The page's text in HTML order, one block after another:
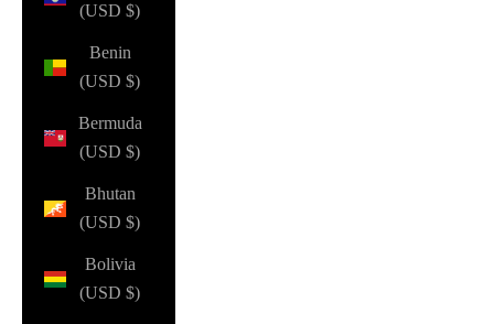
(USD $)
Benin
(USD $)
Bermuda
(USD $)
Bhutan
(USD $)
Bolivia
(USD $)